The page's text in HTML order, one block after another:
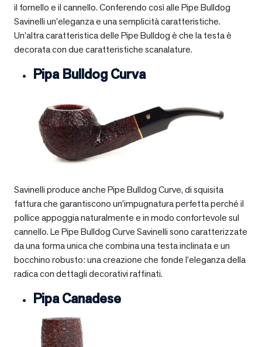
il fornello e il cannello. Conferendo così alle Pipe Bulldog
Savinelli un’eleganza e una semplicità caratteristiche.
Un’altra caratteristica delle Pipe Bulldog è che la testa è
decorata con due caratteristiche scanalature.
Pipa Bulldog Curva
Savinelli produce anche Pipe Bulldog Curve, di squisita
fattura che garantiscono un’impugnatura perfetta perché il
pollice appoggia naturalmente e in modo confortevole sul
cannello. Le Pipe Bulldog Curve Savinelli sono caratterizzate
da una forma unica che combina una testa inclinata e un
bocchino robusto: una creazione che fonde l’eleganza della
radica con dettagli decorativi raffinati.
Pipa Canadese